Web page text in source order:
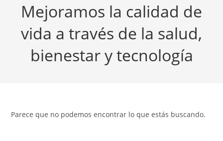
Mejoramos la calidad de
vida a través de la salud,
bienestar y tecnología
Parece que no podemos encontrar lo que estás buscando.